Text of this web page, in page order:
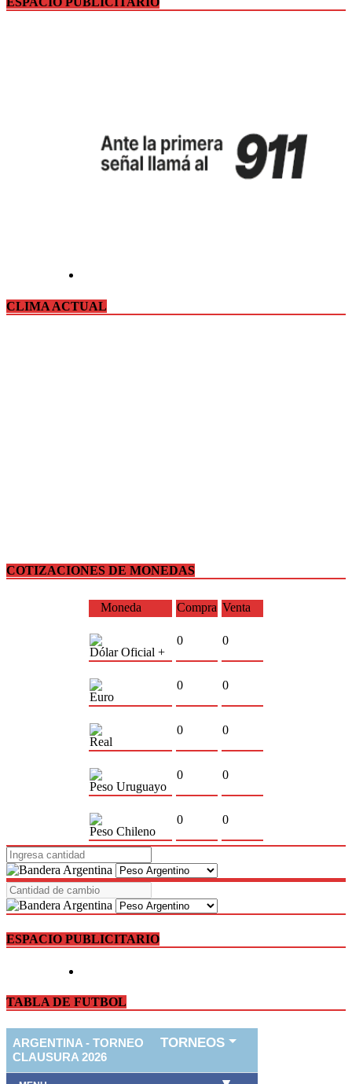
CLIMA ACTUAL
COTIZACIONES DE MONEDAS
Moneda Compra Venta
Dólar Oficial +
0 0
Euro
0 0
Real
0 0
Peso Uruguayo
0 0
Peso Chileno
0 0
ESPACIO PUBLICITARIO
TABLA DE FUTBOL